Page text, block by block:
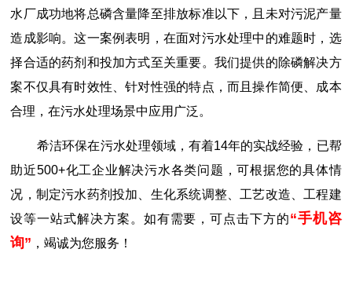
水厂成功地将总磷含量降至排放标准以下，且未对污泥产量
造成影响。这一案例表明，在面对污水处理中的难题时，选
择合适的药剂和投加方式至关重要。我们提供的除磷解决方
案不仅具有时效性、针对性强的特点，而且操作简便、成本
合理，在污水处理场景中应用广泛。
希洁环保在污水处理领域，有着14年的实战经验，已帮
助近500+化工企业解决污水各类问题，可根据您的具体情
况，制定污水药剂投加、生化系统调整、工艺改造、工程建
设等一站式解决方案。如有需要，可点击下方的“手机咨
询” ，竭诚为您服务！